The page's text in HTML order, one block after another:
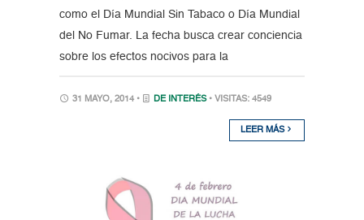
como el Día Mundial Sin Tabaco o Día Mundial
del No Fumar. La fecha busca crear conciencia
sobre los efectos nocivos para la
31 MAYO, 2014 • DE INTERÉS • VISITAS: 4549
LEER MÁS